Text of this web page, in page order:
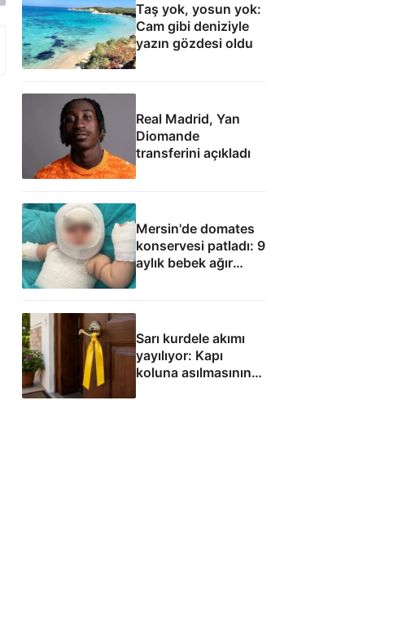
Taş yok, yosun yok:
Cam gibi deniziyle
yazın gözdesi oldu
Real Madrid, Yan
Diomande
transferini açıkladı
Mersin'de domates
konservesi patladı: 9
aylık bebek ağır
yaralandı
Sarı kurdele akımı
yayılıyor: Kapı
koluna asılmasının